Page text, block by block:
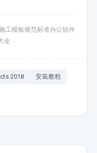
工模板规范标准办公软件
全
2018 安装教程